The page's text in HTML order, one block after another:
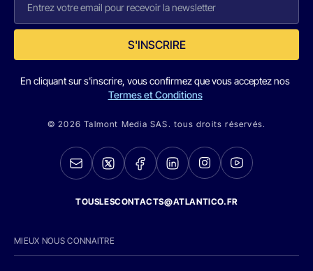
S'INSCRIRE
En cliquant sur s'inscrire, vous confirmez que vous acceptez nos
Termes et Conditions
© 2026 Talmont Media SAS. tous droits réservés.
TOUSLESCONTACTS@ATLANTICO.FR
MIEUX NOUS CONNAITRE